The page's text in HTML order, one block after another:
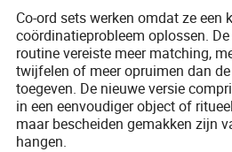
Co-ord sets werken omdat ze een
coördinatieprobleem oplossen.
routine vereiste meer matching,
twijfelen of meer opruimen dan
toegeven. De nieuwe versie
in een eenvoudiger object of
maar bescheiden gemakken zijn
hangen.